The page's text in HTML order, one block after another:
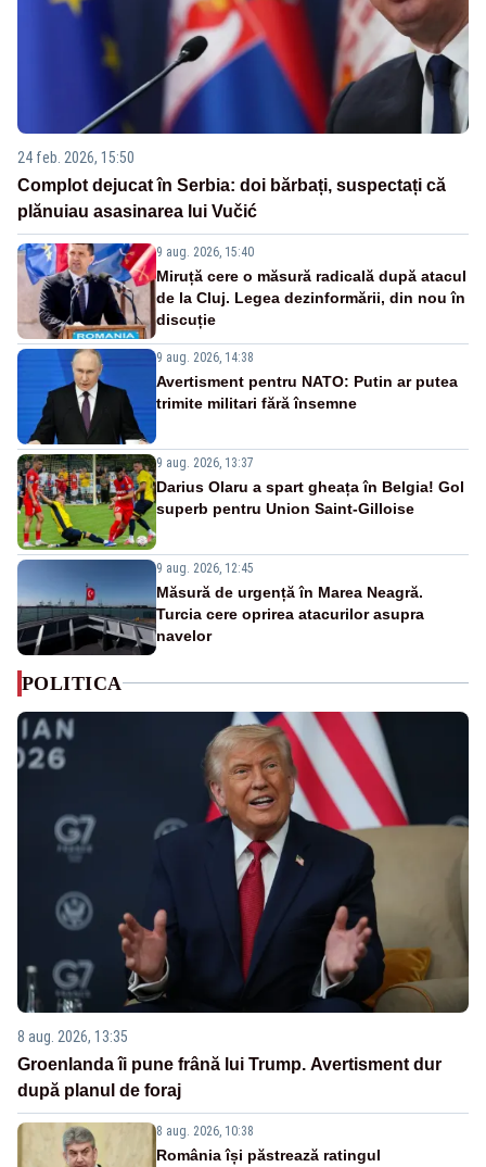
24 feb. 2026, 15:50
Complot dejucat în Serbia: doi bărbați, suspectați că
plănuiau asasinarea lui Vučić
9 aug. 2026, 15:40
Miruță cere o măsură radicală după atacul
de la Cluj. Legea dezinformării, din nou în
discuție
9 aug. 2026, 14:38
Avertisment pentru NATO: Putin ar putea
trimite militari fără însemne
9 aug. 2026, 13:37
Darius Olaru a spart gheața în Belgia! Gol
superb pentru Union Saint-Gilloise
9 aug. 2026, 12:45
Măsură de urgență în Marea Neagră.
Turcia cere oprirea atacurilor asupra
navelor
POLITICA
8 aug. 2026, 13:35
Groenlanda îi pune frână lui Trump. Avertisment dur
după planul de foraj
8 aug. 2026, 10:38
România își păstrează ratingul